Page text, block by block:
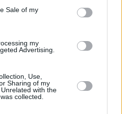
de nuevo en este sitio web o
privacidad.
Sale of my
my
Advertising.
Use,
Sharing of my
with the
collected.